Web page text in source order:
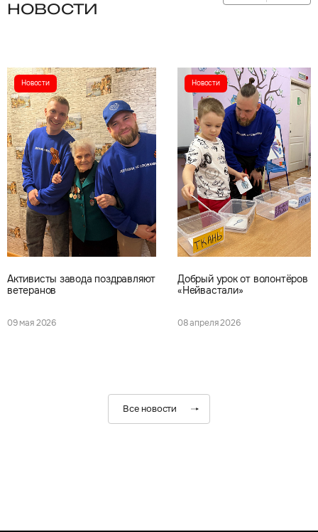
новости
Новости
Активисты завода поздравляют
ветеранов
09 мая 2026
Новости
Добрый урок от волонтёров
«Нейвастали»
08 апреля 2026
Все новости